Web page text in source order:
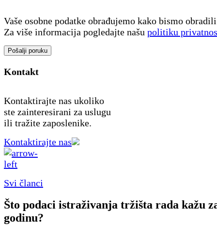
Vaše osobne podatke obrađujemo kako bismo
Za više informacija pogledajte našu politiku
Pošalji poruku
Kontakt
Kontaktirajte nas ukoliko
ste zainteresirani za uslugu
ili tražite zaposlenike.
Kontaktirajte nas
Svi članci
Što podaci istraživanja tržišta rada kažu
godinu?